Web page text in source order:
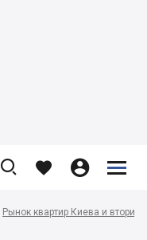
   


Рынок квартир Киева и